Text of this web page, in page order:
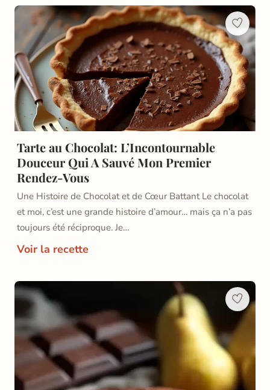
Tarte au Chocolat: L’Incontournable
Douceur Qui A Sauvé Mon Premier
Rendez-Vous
Une Histoire de Chocolat et de Cœur Battant Le chocolat
et moi, c’est une grande histoire d’amour… mais ça n’a pas
toujours été réciproque. Je…
Voir la recette